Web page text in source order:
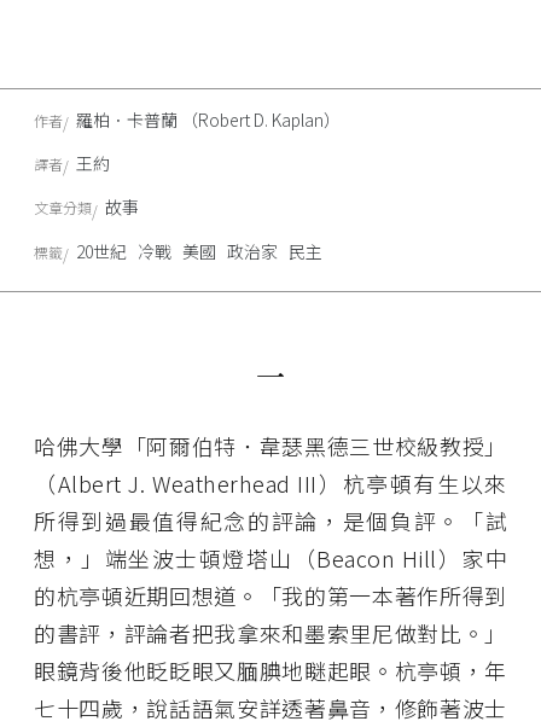
一
哈佛大學「阿爾伯特．韋瑟黑德三世校級教授」
（Albert J. Weatherhead III）杭亭頓有生以來
所得到過最值得紀念的評論，是個負評。「試
想，」端坐波士頓燈塔山（Beacon Hill）家中
的杭亭頓近期回想道。「我的第一本著作所得到
的書評，評論者把我拿來和墨索里尼做對比。」
眼鏡背後他眨眨眼又腼腆地瞇起眼。杭亭頓，年
七十四歲，說話語氣安詳透著鼻音，修飾著波士
作者 羅柏．卡普蘭 （Robert D. Kaplan）
譯者 王約
文章分類 故事
標籤 20世紀 冷戰 美國 政治家 民主